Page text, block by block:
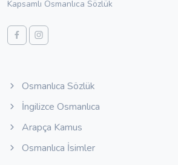
Kapsamlı Osmanlıca Sözlük
Osmanlıca Sözlük
İngilizce Osmanlıca
Arapça Kamus
Osmanlıca İsimler